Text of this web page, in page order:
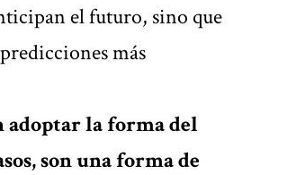
el futuro, sino que
más
adoptar la forma del
son una forma de